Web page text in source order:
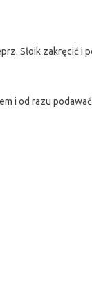
Słoik zakręcić i
i od razu